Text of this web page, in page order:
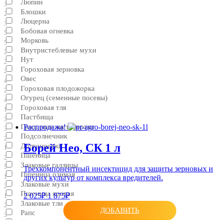
Люпин
2
Люцерна
5
Морковь
2
Нут
2
Овес
2
Огурец (семенные посевы)
1
Пастбища
3
Подсолнечник
1
Пшеница
5
Пшеница озимая
2
Пшеница яровая
2
Рапс
3
Блошки
3
Бобовая огневка
5
Внутристеблевые мухи
2
Гороховая зерновка
4
Гороховая плодожорка
4
Гороховая тля
3
Гроздевая листовертка
2
Долгоносики
2
Злаковые галлицы
1
Злаковые мухи
1
Злаковые тли
3
Распродажа!
Борей Нео, СК 1 л
Трехкомпонентный инсектицид для защиты зерновых и
других культур от комплекса вредителей.
2 025₽ 1 875₽
ДОБАВИТЬ